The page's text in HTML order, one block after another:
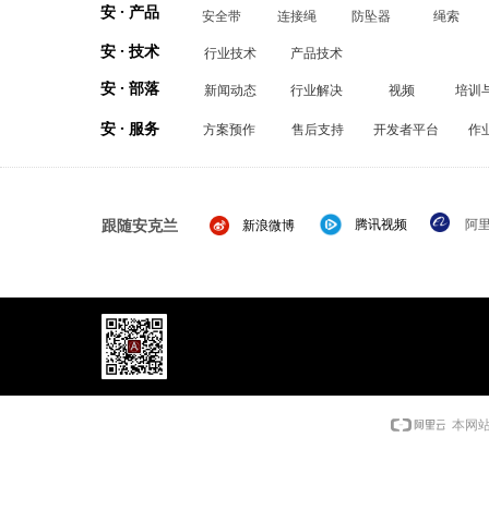
安全带 连接绳 防坠器 绳索
跟随安克兰 新浪微博 腾讯视频 阿
安 · 产品
安 · 技术
方案预作 售后支持 开发者平台 作
安 · 部落 新闻动态 行业解决 视频 培训
安 · 服务
行业技术 产品技术
本网